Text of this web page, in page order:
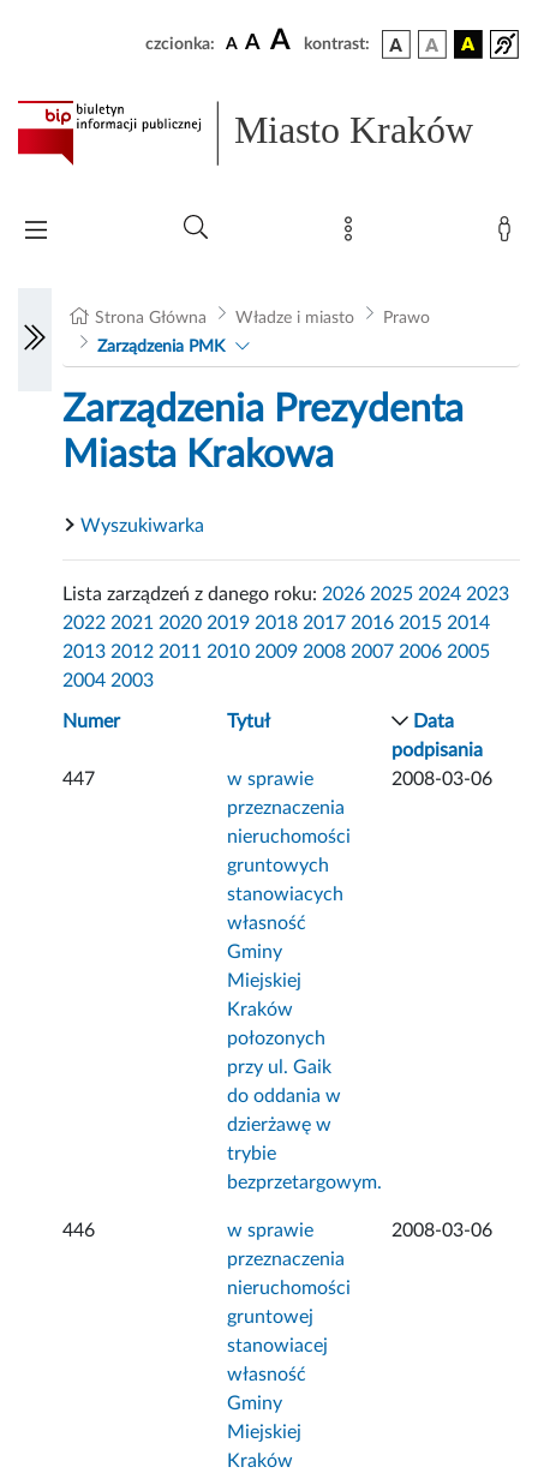
czcionka: A A A kontrast:
Miasto Kraków
Strona Główna Władze i miasto
Prawo
Zarządzenia PMK
Zarządzenia Prezydenta
Miasta Krakowa
Wyszukiwarka
Lista zarządzeń z danego roku: 2026 2025 2024 2023
2022 2021 2020 2019 2018 2017 2016 2015 2014
2013 2012 2011 2010 2009 2008 2007 2006 2005
2004 2003
Numer Tytuł
Data
podpisania
447
w sprawie
przeznaczenia
nieruchomości
gruntowych
stanowiacych
własność
Gminy
Miejskiej
Kraków
połozonych
przy ul. Gaik
do oddania w
dzierżawę w
trybie
bezprzetargowym.
2008-03-06
446
w sprawie
przeznaczenia
nieruchomości
gruntowej
stanowiacej
własność
Gminy
Miejskiej
Kraków
2008-03-06